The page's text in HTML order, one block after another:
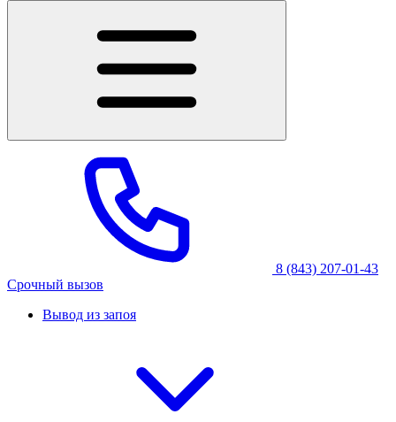
8 (843) 207-01-43
Срочный вызов
Вывод из запоя